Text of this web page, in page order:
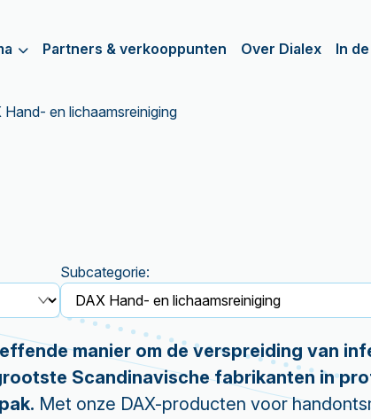
Partners & verkooppunten Over Dialex In
Hand- en lichaamsreiniging
Subcategorie:
manier om de verspreiding van
Scandinavische fabrikanten in
Met onze DAX-producten voor